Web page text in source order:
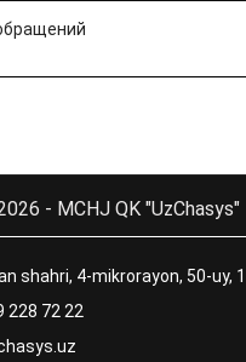
- MCHJ QK "UzChasys"
shahri, 4-mikrorayon, 50-uy,
228 72 22